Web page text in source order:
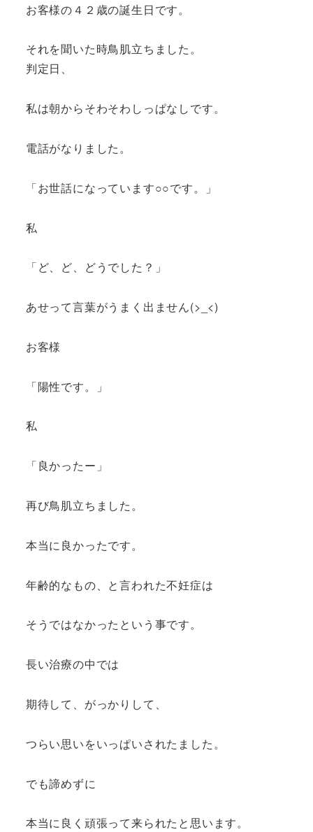
お客様の４２歳の誕生日です。
それを聞いた時鳥肌立ちました。
判定日、
私は朝からそわそわしっぱなしです。
電話がなりました。
「お世話になっています○○です。」
私
「ど、ど、どうでした？」
あせって言葉がうまく出ません(>_<)
お客様
「陽性です。」
私
「良かったー」
再び鳥肌立ちました。
本当に良かったです。
年齢的なもの、と言われた不妊症は
そうではなかったという事です。
長い治療の中では
期待して、がっかりして、
つらい思いをいっぱいされたました。
でも諦めずに
本当に良く頑張って来られたと思います。